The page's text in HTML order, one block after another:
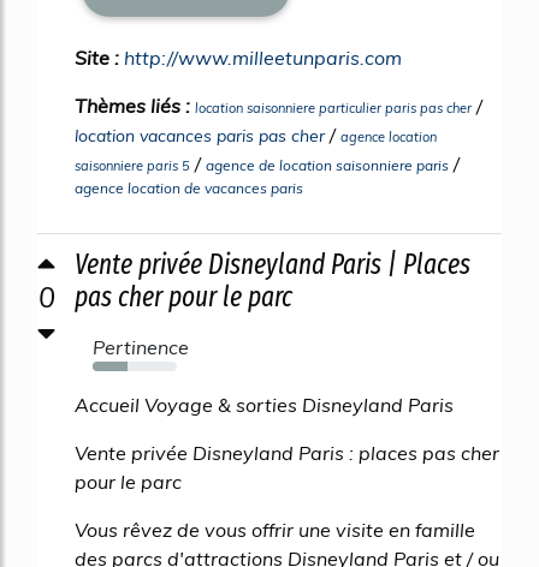
Site : http://www.milleetunparis.com
Thèmes liés : location saisonniere particulier paris pas cher /
location vacances paris pas cher/ agence location
saisonniere paris 5 / agence de location saisonniere paris /
agence location de vacances paris
0
Vente privée Disneyland Paris | Places
pas cher pour le parc
Pertinence
42%
Accueil Voyage & sorties Disneyland Paris
Vente privée Disneyland Paris : places pas cher
pour le parc
Vous rêvez de vous offrir une visite en famille
des parcs d'attractions Disneyland Paris et / ou